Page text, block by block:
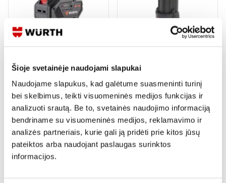
Šioje svetainėje naudojami slapukai
Naudojame slapukus, kad galėtume suasmeninti turinį
bei skelbimus, teikti visuomeninės medijos funkcijas ir
analizuoti srautą. Be to, svetainės naudojimo informaciją
bendriname su visuomeninės medijos, reklamavimo ir
analizės partneriais, kurie gali ją pridėti prie kitos jūsų
pateiktos arba naudojant paslaugas surinktos
informacijos.
Peržiūrėti Peržiūrėti
CUBE ALG 18/8 18V